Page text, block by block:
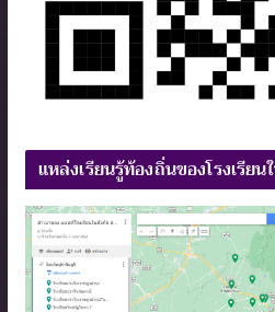
แหล่งเรียนรู้ท้องถิ่นของโรงเรีย